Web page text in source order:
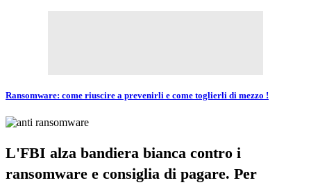
Ransomware: come riuscire a prevenirli e come toglierli di mezzo !
L'FBI alza bandiera bianca contro i
ransomware e consiglia di pagare. Per